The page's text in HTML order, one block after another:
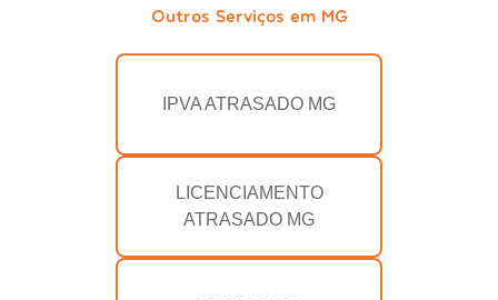
Outros Serviços em MG
IPVA ATRASADO MG
LICENCIAMENTO
ATRASADO MG